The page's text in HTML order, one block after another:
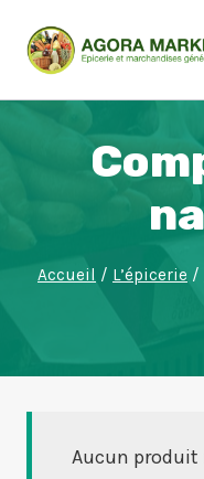
contenu
Accueil / L’épicerie /
Aucun produit